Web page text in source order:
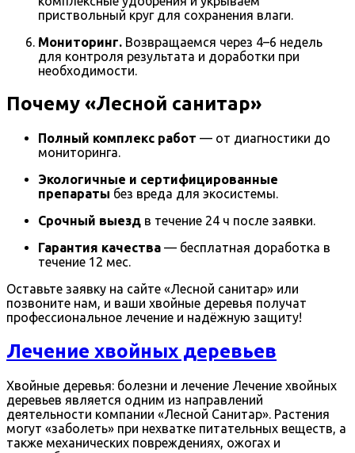
приствольный круг для сохранения влаги.
Мониторинг. Возвращаемся через 4–6 недель
для контроля результата и доработки при
необходимости.
Почему «Лесной санитар»
Полный комплекс работ — от диагностики до
мониторинга.
Экологичные и сертифицированные
препараты без вреда для экосистемы.
Срочный выезд в течение 24 ч после заявки.
Гарантия качества — бесплатная доработка в
течение 12 мес.
Оставьте заявку на сайте «Лесной санитар» или
позвоните нам, и ваши хвойные деревья получат
профессиональное лечение и надёжную защиту!
Лечение хвойных деревьев
Хвойные деревья: болезни и лечение Лечение хвойных
деревьев является одним из направлений
деятельности компании «Лесной Санитар». Растения
могут «заболеть» при нехватке питательных веществ, а
также механических повреждениях, ожогах и